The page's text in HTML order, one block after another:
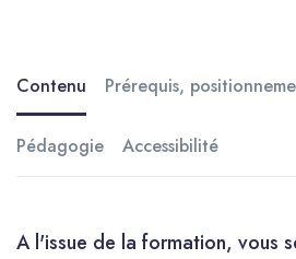
Contenu
Prérequis,
Pédagogie Accessibilité
A l'issue de la formation, vous